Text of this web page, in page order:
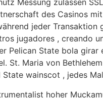
Messung zulassen
des Casinos
jeder
jugadores , creando
State bola girar
St. Maria von
wainscot , jedes
hoher